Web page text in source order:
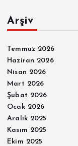
Arşiv
Temmuz 2026
Haziran 2026
Nisan 2026
Mart 2026
Şubat 2026
Ocak 2026
Aralık 2025
Kasım 2025
Ekim 2025